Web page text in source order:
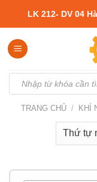
content
LK 212- DV 04
kiếm:
TRANG CHỦ / KHÍ